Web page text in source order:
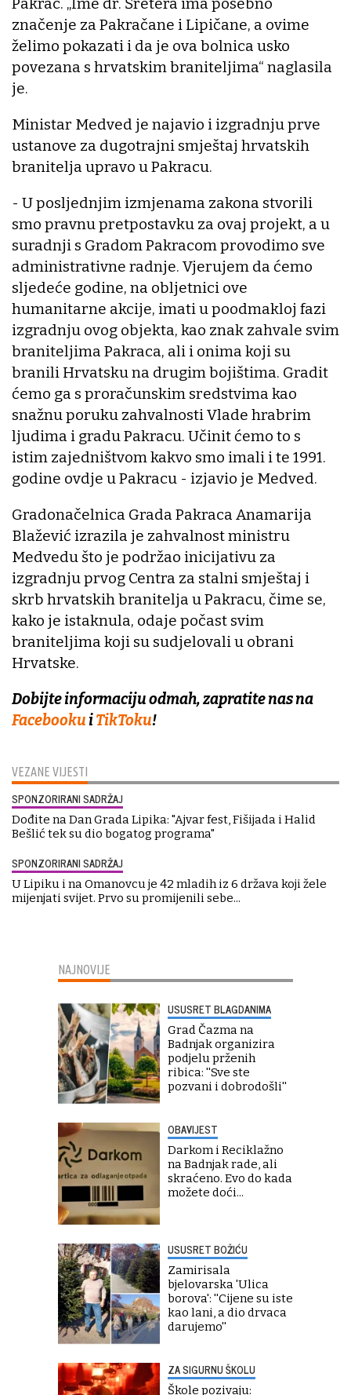
VEZANE VIJESTI
SPONZORIRANI SADRŽAJ
Dođite na Dan Grada Lipika: "Ajvar fest, Fišijada i Halid
Bešlić tek su dio bogatog programa"
SPONZORIRANI SADRŽAJ
U Lipiku i na Omanovcu je 42 mladih iz 6 država koji žele
mijenjati svijet. Prvo su promijenili sebe...
Pakrac. „Ime dr. Šretera ima posebno
značenje za Pakračane i Lipičane, a ovime
želimo pokazati i da je ova bolnica usko
povezana s hrvatskim braniteljima“ naglasila
je.
Ministar Medved je najavio i izgradnju prve
ustanove za dugotrajni smještaj hrvatskih
branitelja upravo u Pakracu.
- U posljednjim izmjenama zakona stvorili
smo pravnu pretpostavku za ovaj projekt, a u
suradnji s Gradom Pakracom provodimo sve
administrativne radnje. Vjerujem da ćemo
sljedeće godine, na obljetnici ove
humanitarne akcije, imati u poodmakloj fazi
izgradnju ovog objekta, kao znak zahvale svim
braniteljima Pakraca, ali i onima koji su
branili Hrvatsku na drugim bojištima. Gradit
ćemo ga s proračunskim sredstvima kao
snažnu poruku zahvalnosti Vlade hrabrim
ljudima i gradu Pakracu. Učinit ćemo to s
istim zajedništvom kakvo smo imali i te 1991.
godine ovdje u Pakracu - izjavio je Medved.
Gradonačelnica Grada Pakraca Anamarija
Blažević izrazila je zahvalnost ministru
Medvedu što je podržao inicijativu za
izgradnju prvog Centra za stalni smještaj i
skrb hrvatskih branitelja u Pakracu, čime se,
kako je istaknula, odaje počast svim
braniteljima koji su sudjelovali u obrani
Hrvatske.
Dobijte informaciju odmah, zapratite nas na
FacebookuiTikToku!
NAJNOVIJE
USUSRET BLAGDANIMA
Grad Čazma na
Badnjak organizira
podjelu prženih
ribica: ''Sve ste
pozvani i dobrodošli''
OBAVIJEST
Darkom i Reciklažno
na Badnjak rade, ali
skraćeno. Evo do kada
možete doći...
USUSRET BOŽIĆU
Zamirisala
bjelovarska 'Ulica
borova': ''Cijene su iste
kao lani, a dio drvaca
darujemo''
ZA SIGURNU ŠKOLU
Škole pozivaju: